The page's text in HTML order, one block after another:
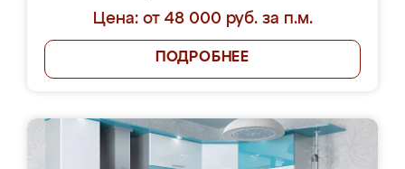
Цена: от 48 000 руб. за п.м.
ПОДРОБНЕЕ